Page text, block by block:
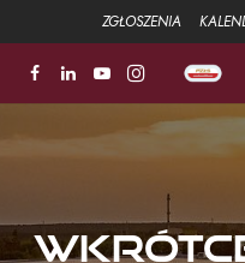
ZGŁOSZENIA
ZŁOTA ŁYŻWA
Aktualności